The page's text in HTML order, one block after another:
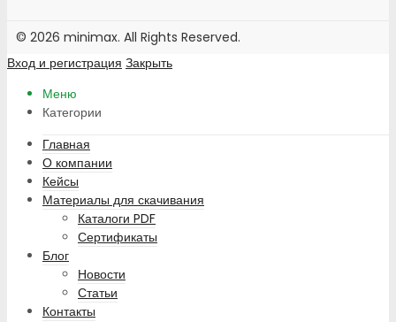
© 2026 minimax. All Rights Reserved.
Вход и регистрация Закрыть
Меню
Категории
Главная
О компании
Кейсы
Материалы для скачивания
Каталоги PDF
Сертификаты
Блог
Новости
Статьи
Контакты